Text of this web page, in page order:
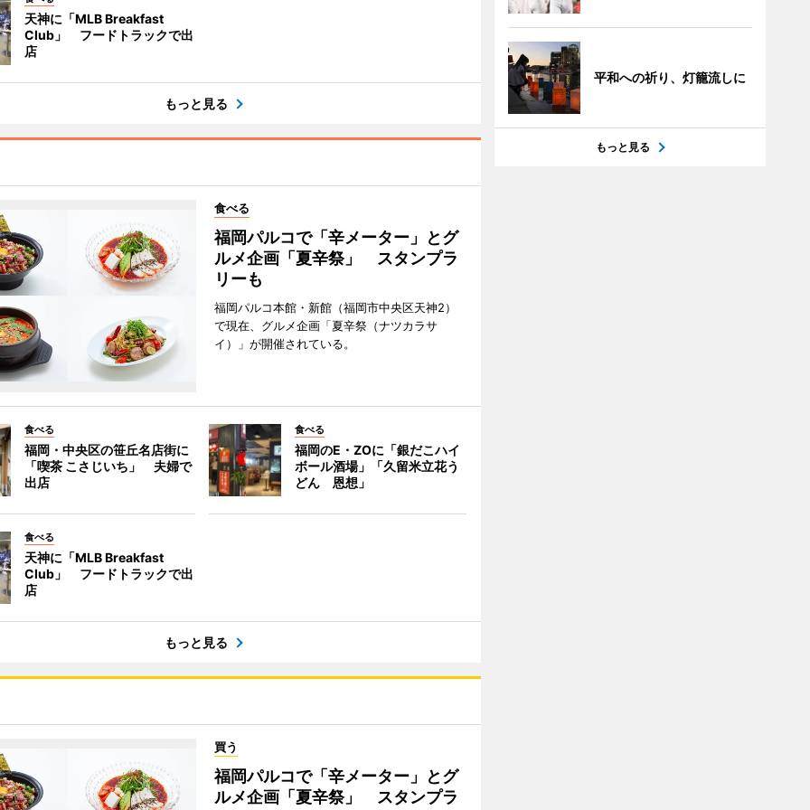
天神に「MLB Breakfast
Club」 フードトラックで出
店
もっと見る
食べる
福岡パルコで「辛メーター」とグ
ルメ企画「夏辛祭」 スタンプラ
リーも
福岡パルコ本館・新館（福岡市中央区天神2）
で現在、グルメ企画「夏辛祭（ナツカラサ
イ）」が開催されている。
食べる
福岡・中央区の笹丘名店街に
「喫茶 こさじいち」 夫婦で
出店
食べる
福岡のE・ZOに「銀だこハイ
ボール酒場」「久留米立花う
どん 恩想」
食べる
天神に「MLB Breakfast
Club」 フードトラックで出
店
もっと見る
買う
福岡パルコで「辛メーター」とグ
ルメ企画「夏辛祭」 スタンプラ
平和への祈り、灯籠流しに
もっと見る